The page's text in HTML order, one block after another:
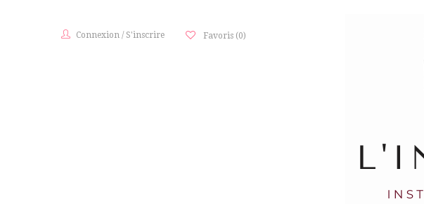
Connexion / S'inscrire Favoris (0)